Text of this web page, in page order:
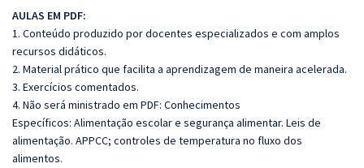
AULAS EM PDF:
1. Conteúdo produzido por docentes especializados e com amplos
recursos didáticos.
2. Material prático que facilita a aprendizagem de maneira acelerada.
3. Exercícios comentados.
4. Não será ministrado em PDF: Conhecimentos
Específicos: Alimentação escolar e segurança alimentar. Leis de
alimentação. APPCC; controles de temperatura no fluxo dos
alimentos.